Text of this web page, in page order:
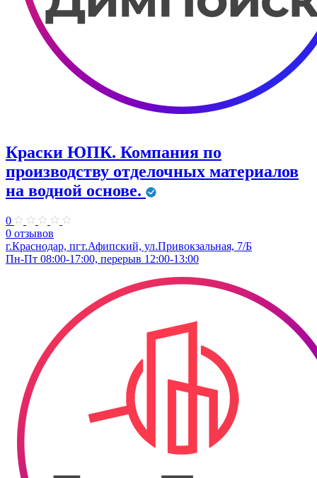
Краски ЮПК. Компания по
производству отделочных материалов
на водной основе.
0
0 отзывов
г.Краснодар, пгт.Афипский, ул.Привокзальная, 7/Б
Пн-Пт 08:00-17:00, перерыв 12:00-13:00